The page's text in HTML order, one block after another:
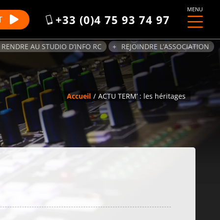
+33 (0)4 75 93 74 97
MENU
RENDRE AU STUDIO D’INFO RC REJOINDRE L’ASSOCIATION
Accueil ACTU TERM’ : les héritages